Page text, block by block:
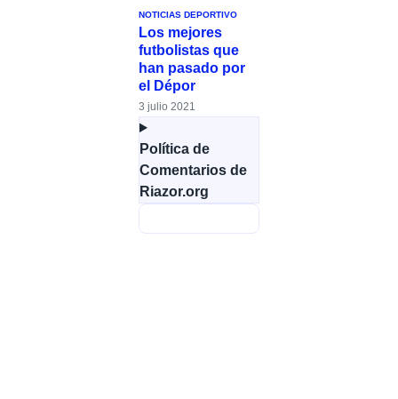
NOTICIAS DEPORTIVO
Los mejores
futbolistas que
han pasado por
el Dépor
3 julio 2021
Política de
Comentarios de
Riazor.org